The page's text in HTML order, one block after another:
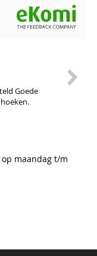
Goede
maandag t/m